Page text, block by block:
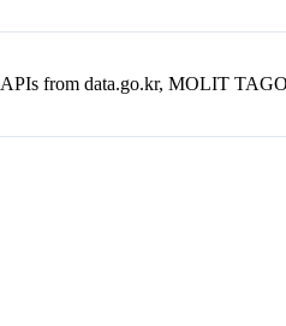
from data.go.kr, MOLIT